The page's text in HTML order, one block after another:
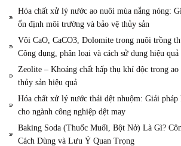
Hóa chất xử lý nước ao nuôi mùa nắng nóng:
ổn định môi trường và bảo vệ thủy sản
Vôi CaO, CaCO3, Dolomite trong nuôi trồng
Công dụng, phân loại và cách sử dụng hiệu quả
Zeolite – Khoáng chất hấp thụ khí độc trong ao
thủy sản hiệu quả
Hóa chất xử lý nước thải dệt nhuộm: Giải pháp
cho ngành công nghiệp dệt may
Baking Soda (Thuốc Muối, Bột Nở) Là Gì?
Cách Dùng và Lưu Ý Quan Trọng